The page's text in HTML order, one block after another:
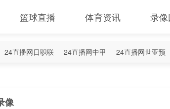
篮球直播 体育资讯 录
24直播网日职联 24直播网中甲 24直播网世亚预
像